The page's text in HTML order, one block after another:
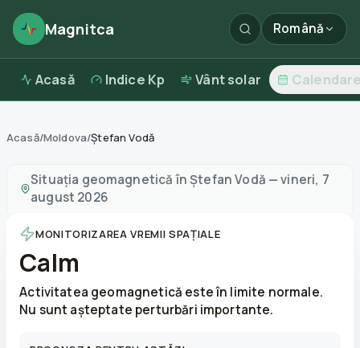
Magnitca Română
Acasă Indice Kp Vânt solar
Acasă/Moldova/Ștefan Vodă
Situația geomagnetică înȘtefan Vodă —vineri, 7
august 2026
MONITORIZAREA VREMII SPAȚIALE
Calm
Activitatea geomagnetică este în limite normale.
Nu sunt așteptate perturbări importante.